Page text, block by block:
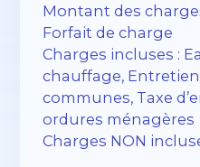
Montant des
Forfait de charge
Charges incluses :
chauffage,
communes, Taxe
ordures ménagères
Charges NON